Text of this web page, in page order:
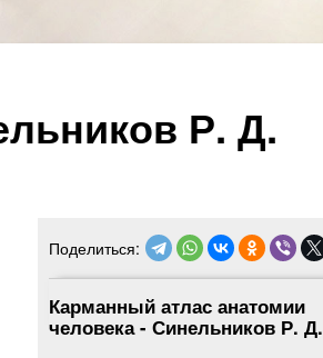
Р. Д.
Поделиться:
Карманный атлас анатомии
человека - Синельников Р. Д.